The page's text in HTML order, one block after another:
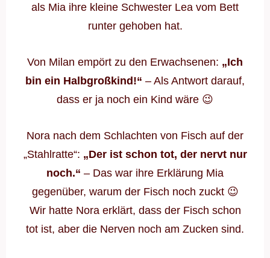
als Mia ihre kleine Schwester Lea vom Bett
runter gehoben hat.
Von Milan empört zu den Erwachsenen: „Ich
bin ein Halbgroßkind!“ – Als Antwort darauf,
dass er ja noch ein Kind wäre 😉
Nora nach dem Schlachten von Fisch auf der
„Stahlratte“: „Der ist schon tot, der nervt nur
noch.“ – Das war ihre Erklärung Mia
gegenüber, warum der Fisch noch zuckt 😉
Wir hatte Nora erklärt, dass der Fisch schon
tot ist, aber die Nerven noch am Zucken sind.